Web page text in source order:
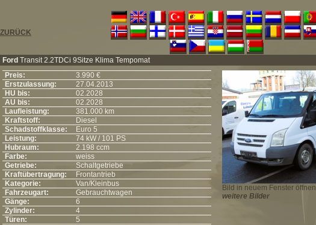
ZURÜCK
Ford Transit 2.2TDCi 9Sitze Klima Tempomat
Preis:
3.990 €
Erstzulassung:
27.04.2013
HU bis:
02.2028
AU bis:
02.2028
Laufleistung:
381.000 km
Kraftstoff:
Diesel
Schadstoffklasse:
Euro 5
Leistung:
74 kW / 101 PS
Hubraum:
2.198 ccm
Farbe:
weiss
Getriebe:
Schaltgetriebe
Kraftübertragung:
Frontantrieb
Kategorie:
Van/Kleinbus
Fahrzeugart:
Gebrauchtwagen
Gänge:
6
Zylinder:
4
Türen:
5
Bild in neuem Fenster öffnen
weitere Bilder